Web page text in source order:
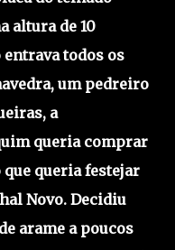
altura de 10
entrava todos os
um pedreiro
a
queria comprar
queria festejar
Novo. Decidiu
arame a poucos